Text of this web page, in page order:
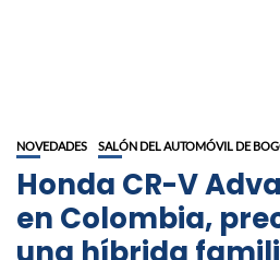
NOVEDADES SALÓN DEL AUTOMÓVIL DE
Honda CR-V
en Colombia,
una híbrida